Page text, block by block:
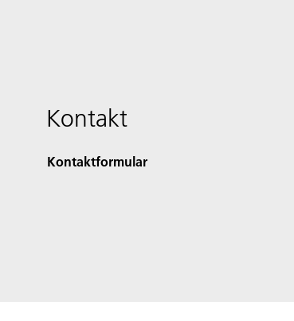
Kontakt
Kontaktformular